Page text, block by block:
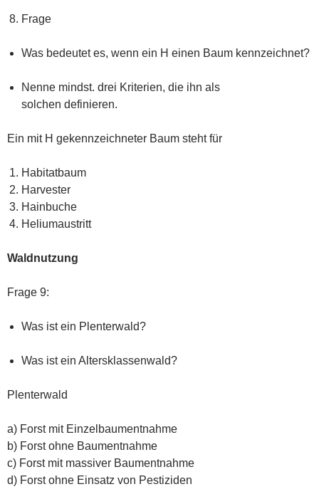
Frage
Was bedeutet es, wenn ein H einen Baum kennzeichnet?
Nenne mindst. drei Kriterien, die ihn als
solchen definieren.
Ein mit H gekennzeichneter Baum steht für
Habitatbaum
Harvester
Hainbuche
Heliumaustritt
Waldnutzung
Frage 9:
Was ist ein Plenterwald?
Was ist ein Altersklassenwald?
Plenterwald
a) Forst mit Einzelbaumentnahme
b) Forst ohne Baumentnahme
c) Forst mit massiver Baumentnahme
d) Forst ohne Einsatz von Pestiziden